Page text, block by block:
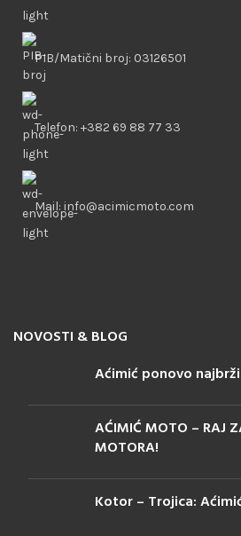
PIB/Matični broj: 03126501
Telefon: +382 69 88 77 33
Mail: info@acimicmoto.com
NOVOSTI & BLOG
Aćimić ponovo najbrži
AĆIMIĆ MOTO – RAJ
MOTORA!
Kotor – Trojica: